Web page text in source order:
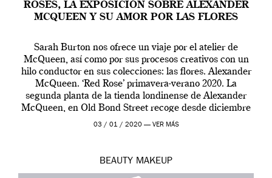
ROSES, LA EXPOSICIÓN SOBRE ALEXANDER
MCQUEEN Y SU AMOR POR LAS FLORES
Sarah Burton nos ofrece un viaje por el atelier de
McQueen, así como por sus procesos creativos con un
hilo conductor en sus colecciones: las flores. Alexander
McQueen. ‘Red Rose’ primavera-verano 2020. La
segunda planta de la tienda londinense de Alexander
McQueen, en Old Bond Street recoge desde diciembre
de 2019 hasta final de abril […]
03 / 01 / 2020 — VER MÁS
BEAUTY MAKEUP